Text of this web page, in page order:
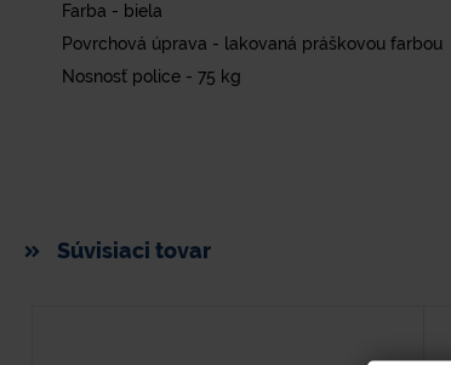
Farba - biela
Povrchová úprava - lakovaná práškovou farbou
Nosnosť police - 75 kg
Súvisiaci tovar